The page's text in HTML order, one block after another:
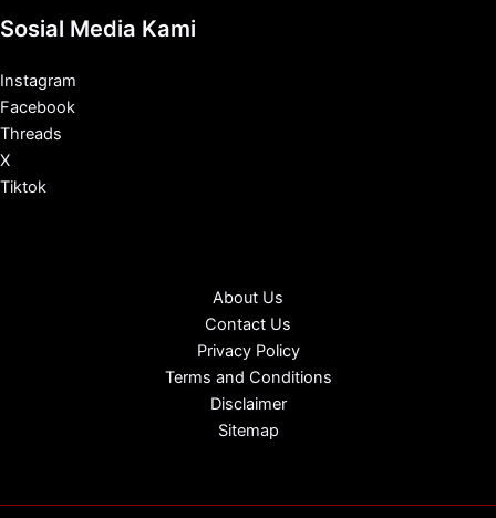
Sosial Media Kami
Instagram
Facebook
Threads
X
Tiktok
About Us
Contact Us
Privacy Policy
Terms and Conditions
Disclaimer
Sitemap